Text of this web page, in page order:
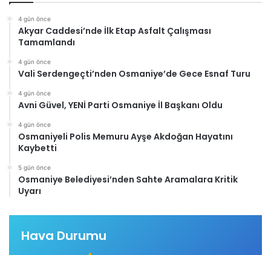
4 gün önce
Akyar Caddesi’nde İlk Etap Asfalt Çalışması
Tamamlandı
4 gün önce
Vali Serdengeçti’nden Osmaniye’de Gece Esnaf Turu
4 gün önce
Avni Güvel, YENİ Parti Osmaniye İl Başkanı Oldu
4 gün önce
Osmaniyeli Polis Memuru Ayşe Akdoğan Hayatını
Kaybetti
5 gün önce
Osmaniye Belediyesi’nden Sahte Aramalara Kritik
Uyarı
Hava Durumu